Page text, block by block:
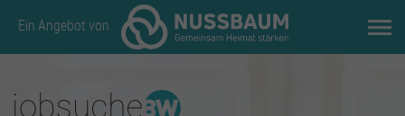
Ein Angebot von